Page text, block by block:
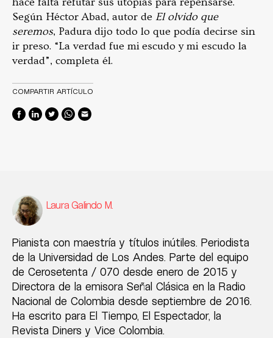
Según Héctor Abad, autor de El olvido que
seremos, Padura dijo todo lo que podía decirse sin
ir preso. “La verdad fue mi escudo y mi escudo la
verdad”, completa él.
COMPARTIR ARTÍCULO
Laura Galindo M.
Pianista con maestría y títulos inútiles. Periodista
de la Universidad de Los Andes. Parte del equipo
de Cerosetenta / 070 desde enero de 2015 y
Directora de la emisora Señal Clásica en la Radio
Nacional de Colombia desde septiembre de 2016.
Ha escrito para El Tiempo, El Espectador, la
Revista Diners y Vice Colombia.